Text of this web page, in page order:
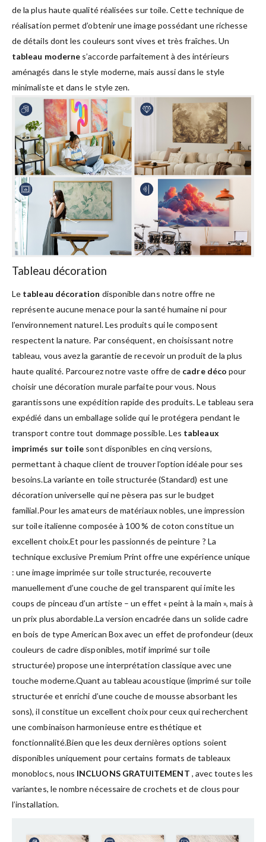
de la plus haute qualité réalisées sur toile. Cette technique de
réalisation permet d’obtenir une image possédant une richesse
de détails dont les couleurs sont vives et très fraîches. Un
tableau moderne s’accorde parfaitement à des intérieurs
aménagés dans le style moderne, mais aussi dans le style
minimaliste et dans le style zen.
Tableau décoration
Le tableau décoration disponible dans notre offre ne
représente aucune menace pour la santé humaine ni pour
l’environnement naturel. Les produits qui le composent
respectent la nature. Par conséquent, en choisissant notre
tableau, vous avez la garantie de recevoir un produit de la plus
haute qualité. Parcourez notre vaste offre de cadre déco pour
choisir une décoration murale parfaite pour vous. Nous
garantissons une expédition rapide des produits. Le tableau sera
expédié dans un emballage solide qui le protégera pendant le
transport contre tout dommage possible. Les tableaux
imprimés sur toile sont disponibles en cinq versions,
permettant à chaque client de trouver l’option idéale pour ses
besoins.La variante en toile structurée (Standard) est une
décoration universelle qui ne pèsera pas sur le budget
familial.Pour les amateurs de matériaux nobles, une impression
sur toile italienne composée à 100 % de coton constitue un
excellent choix.Et pour les passionnés de peinture ? La
technique exclusive Premium Print offre une expérience unique
: une image imprimée sur toile structurée, recouverte
manuellement d’une couche de gel transparent qui imite les
coups de pinceau d’un artiste – un effet « peint à la main », mais à
un prix plus abordable.La version encadrée dans un solide cadre
en bois de type American Box avec un effet de profondeur (deux
couleurs de cadre disponibles, motif imprimé sur toile
structurée) propose une interprétation classique avec une
touche moderne.Quant au tableau acoustique (imprimé sur toile
structurée et enrichi d’une couche de mousse absorbant les
sons), il constitue un excellent choix pour ceux qui recherchent
une combinaison harmonieuse entre esthétique et
fonctionnalité.Bien que les deux dernières options soient
disponibles uniquement pour certains formats de tableaux
monoblocs, nous INCLUONS GRATUITEMENT , avec toutes les
variantes, le nombre nécessaire de crochets et de clous pour
l’installation.